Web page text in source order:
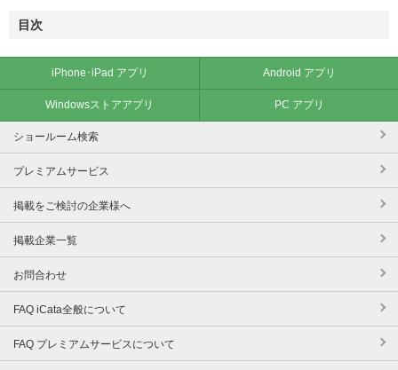
目次
iPhone･iPad アプリ Android アプリ
Windowsストアアプリ PC アプリ
ショールーム検索
プレミアムサービス
掲載をご検討の企業様へ
掲載企業一覧
お問合わせ
FAQ iCata全般について
FAQ プレミアムサービスについて